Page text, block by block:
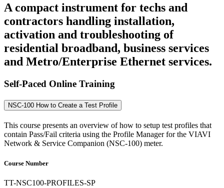
A compact instrument for techs and
contractors handling installation,
activation and troubleshooting of
residential broadband, business services
and Metro/Enterprise Ethernet services.
Self-Paced Online Training
NSC-100 How to Create a Test Profile
This course presents an overview of how to setup test profiles that
contain Pass/Fail criteria using the Profile Manager for the VIAVI
Network & Service Companion (NSC-100) meter.
Course Number
TT-NSC100-PROFILES-SP